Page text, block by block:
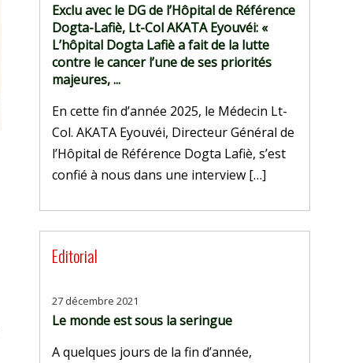
Exclu avec le DG de l’Hôpital de Référence
Dogta-Lafiè, Lt-Col AKATA Eyouvéi: «
L’hôpital Dogta Lafiè a fait de la lutte
contre le cancer l’une de ses priorités
majeures, ...
En cette fin d’année 2025, le Médecin Lt-
Col. AKATA Eyouvéi, Directeur Général de
l’Hôpital de Référence Dogta Lafiè, s’est
confié à nous dans une interview […]
Editorial
27 décembre 2021
Le monde est sous la seringue
A quelques jours de la fin d’année,